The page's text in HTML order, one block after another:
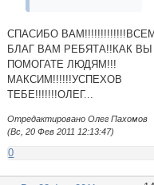
СПАСИБО
БЛАГ ВАМ РЕБЯТА!!КАК ВЫ
ПОМОГАТЕ ЛЮДЯМ!!!
МАКСИМ!!!!!!УСПЕХОВ
ТЕБЕ!!!!!!!ОЛЕГ...
Отредактировано Олег Пахомов
(Вс, 20 Фев 2011 12:13:47)
0